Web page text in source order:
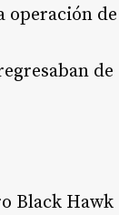
operación de
de
Black Hawk